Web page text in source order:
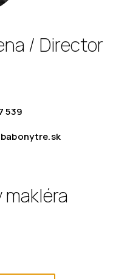
/ Director
539